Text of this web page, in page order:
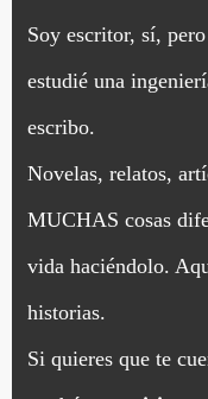
Soy escritor, sí,
estudié una
escribo.
Novelas, relatos,
MUCHAS cosas
vida haciéndolo.
historias.
Si quieres que te